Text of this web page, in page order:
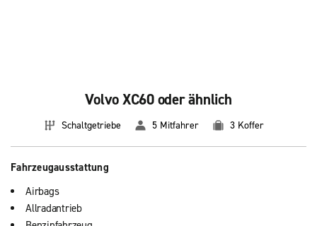
Volvo XC60 oder ähnlich
Schaltgetriebe 5 Mitfahrer 3 Koffer
Fahrzeugausstattung
Airbags
Allradantrieb